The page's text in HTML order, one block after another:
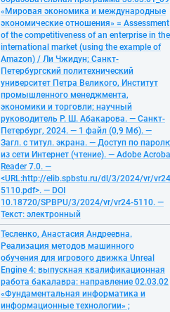
«Мировая экономика и международные
экономические отношения» = Assessment
of the competitiveness of an enterprise in the
international market (using the example of
Amazon)​ / Ли Чжидун; Санкт-
Петербургский политехнический
университет Петра Великого, Институт
промышленного менеджмента,
экономики и торговли; научный
руководитель Р. Ш. Абакарова. — Санкт-
Петербург, 2024. — 1 файл (0,9 Мб). —
Загл. с титул. экрана. — Доступ по
из сети Интернет (чтение). — Adobe
Reader 7.0. —
<URL:http://elib.spbstu.ru/dl/3/2024/vr/
5110.pdf>. — DOI
10.18720/SPBPU/3/2024/vr/vr24-5110. —
Текст: электронный
Тесленко, Анастасия Андреевна.
Реализация методов машинного
обучения для игрового движка Unreal
Engine 4: выпускная квалификационная
работа бакалавра: направление 02.03.02
«Фундаментальная информатика и
информационные технологии» ;